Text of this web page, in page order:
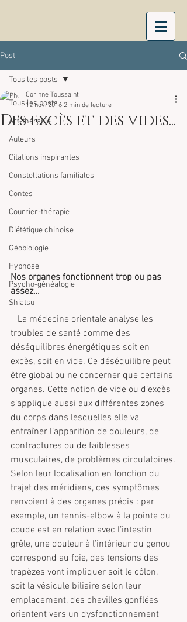
Post
Tous les posts
Art-thérapie
Auteurs
Citations inspirantes
Constellations familiales
Contes
Courrier-thérapie
Diététique chinoise
Géobiologie
Hypnose
Psycho-généalogie
Shiatsu
Tous les posts
Des excès et des vides...
Corinne Toussaint
12 nov. 2016 2 min de lecture
Nos organes fonctionnent trop ou pas
assez…
troubles de santé comme des
déséquilibres énergétiques soit en
excès, soit en vide. Ce déséquilibre peut
être global ou ne concerner que certains
organes. Cette notion de vide ou d’excès
s’applique aussi aux différentes zones
du corps dans lesquelles elle va
entraîner l’apparition de douleurs, de
contractures ou de faiblesses
musculaires, de problèmes circulatoires.
Selon leur localisation en fonction du
trajet des méridiens, ces symptômes
renvoient à des organes précis : par
exemple, un tennis-elbow à la pointe du
coude est en relation avec l’intestin
grêle, une douleur à l’intérieur du genou
correspond au foie, des tensions des
trapèzes vont impliquer soit le côlon,
soit la vésicule biliaire selon leur
emplacement, des chevilles gonflées
orientent vers un dysfonctionnement